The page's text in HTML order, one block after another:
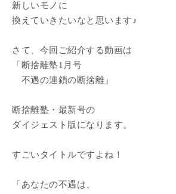
新しいモノに
換えていきたいなと思います♪
さて、今回ご紹介する動画は
「断捨離塾1月号
不遇の連鎖の断捨離」
断捨離塾・最新号の
ダイジェスト版になります。
すごいタイトルですよね！
「あなたの不遇は、